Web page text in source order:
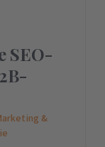
SEO-
&